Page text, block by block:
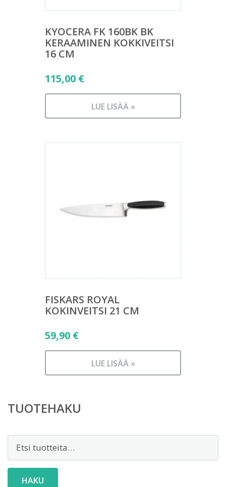
KYOCERA FK 160BK BK
KERAAMINEN KOKKIVEITSI
16 CM
115,00 €
LUE LISÄÄ »
FISKARS ROYAL
KOKINVEITSI 21 CM
59,90 €
LUE LISÄÄ »
TUOTEHAKU
Etsi:
HAKU